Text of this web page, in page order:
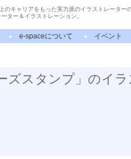
のキャリアをもった実力派のイラストレーター
ター＆イラストレーション。
e-spaceについて イベント
ズスタンプ」のイ